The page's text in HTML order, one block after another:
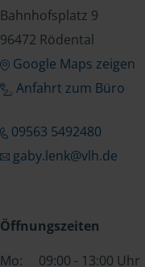
Bahnhofsplatz 9
96472 Rödental
Google Maps zeigen
Anfahrt zum Büro
09563 5492480
gaby.lenk@vlh.de
Öffnungszeiten
Mo:
09:00 - 13:00 Uhr